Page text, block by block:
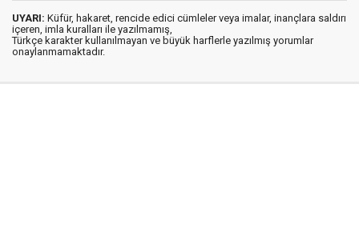
UYARI: Küfür, hakaret, rencide edici cümleler veya imalar, inançlara saldırı
içeren, imla kuralları ile yazılmamış,
Türkçe karakter kullanılmayan ve büyük harflerle yazılmış yorumlar
onaylanmamaktadır.